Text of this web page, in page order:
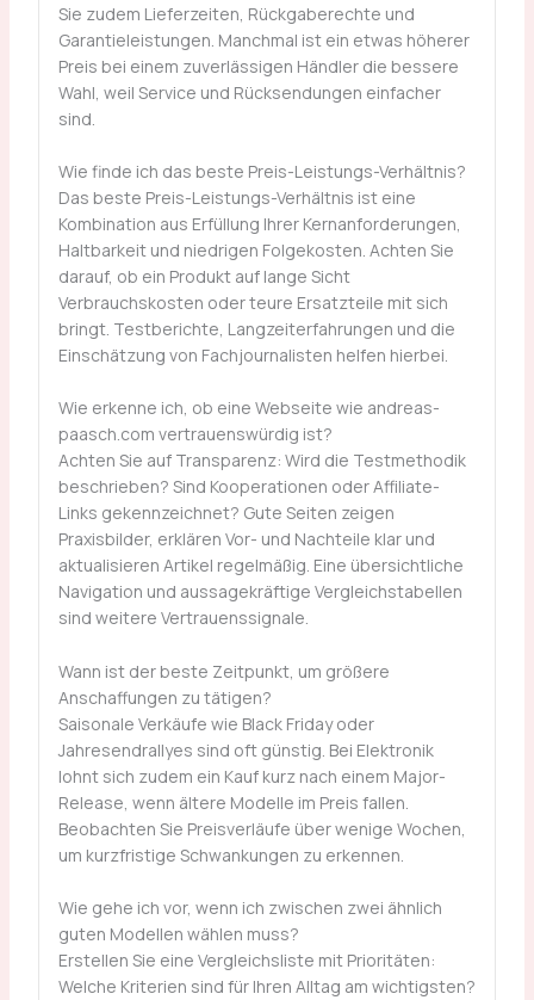
Sie zudem Lieferzeiten, Rückgaberechte und
Garantieleistungen. Manchmal ist ein etwas höherer
Preis bei einem zuverlässigen Händler die bessere
Wahl, weil Service und Rücksendungen einfacher
sind.
Wie finde ich das beste Preis-Leistungs-Verhältnis?
Das beste Preis-Leistungs-Verhältnis ist eine
Kombination aus Erfüllung Ihrer Kernanforderungen,
Haltbarkeit und niedrigen Folgekosten. Achten Sie
darauf, ob ein Produkt auf lange Sicht
Verbrauchskosten oder teure Ersatzteile mit sich
bringt. Testberichte, Langzeiterfahrungen und die
Einschätzung von Fachjournalisten helfen hierbei.
Wie erkenne ich, ob eine Webseite wie andreas-
paasch.com vertrauenswürdig ist?
Achten Sie auf Transparenz: Wird die Testmethodik
beschrieben? Sind Kooperationen oder Affiliate-
Links gekennzeichnet? Gute Seiten zeigen
Praxisbilder, erklären Vor- und Nachteile klar und
aktualisieren Artikel regelmäßig. Eine übersichtliche
Navigation und aussagekräftige Vergleichstabellen
sind weitere Vertrauenssignale.
Wann ist der beste Zeitpunkt, um größere
Anschaffungen zu tätigen?
Saisonale Verkäufe wie Black Friday oder
Jahresendrallyes sind oft günstig. Bei Elektronik
lohnt sich zudem ein Kauf kurz nach einem Major-
Release, wenn ältere Modelle im Preis fallen.
Beobachten Sie Preisverläufe über wenige Wochen,
um kurzfristige Schwankungen zu erkennen.
Wie gehe ich vor, wenn ich zwischen zwei ähnlich
guten Modellen wählen muss?
Erstellen Sie eine Vergleichsliste mit Prioritäten:
Welche Kriterien sind für Ihren Alltag am wichtigsten?